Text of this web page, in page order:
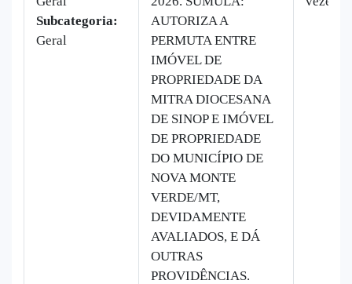
Subcategoria:
Geral
AUTORIZA A
PERMUTA ENTRE
IMÓVEL DE
PROPRIEDADE DA
MITRA DIOCESANA
DE SINOP E IMÓVEL
DE PROPRIEDADE
DO MUNICÍPIO DE
NOVA MONTE
VERDE/MT,
DEVIDAMENTE
AVALIADOS, E DÁ
OUTRAS
PROVIDÊNCIAS.